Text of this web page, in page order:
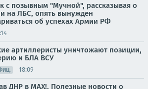
с позывным "Мучной", рассказывая о
на ЛБС, опять вынужден
об успехах Армии РФ
артиллеристы уничтожают позиции,
и БЛА ВСУ
18:09
ДНР в МАХ!. Полезные новости о